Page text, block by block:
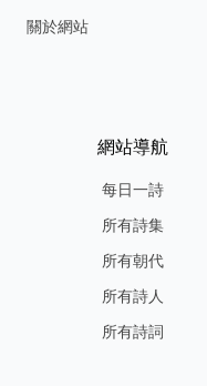
關於網站
網站導航
每日一詩
所有詩集
所有朝代
所有詩人
所有詩詞